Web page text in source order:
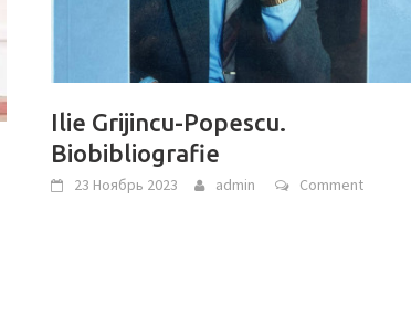
Ilie Grijincu-Popescu.
Biobibliografie
23 Ноябрь 2023 admin Comment